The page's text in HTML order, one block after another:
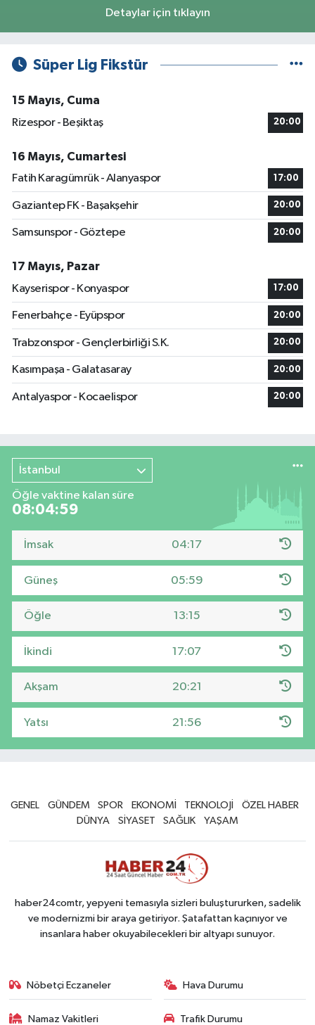
Detaylar için tıklayın
Süper Lig Fikstür
15 Mayıs, Cuma
Rizespor - Beşiktaş
20:00
16 Mayıs, Cumartesi
Fatih Karagümrük - Alanyaspor
17:00
Gaziantep FK - Başakşehir 20:00
Samsunspor - Göztepe 20:00
17 Mayıs, Pazar
Kayserispor - Konyaspor
17:00
Fenerbahçe - Eyüpspor 20:00
Trabzonspor - Gençlerbirliği S.K. 20:00
Kasımpaşa - Galatasaray 20:00
Antalyaspor - Kocaelispor 20:00
İstanbul
Öğle vaktine kalan süre
08:04:58
İmsak 04:17
Güneş 05:59
Öğle 13:15
İkindi 17:07
Akşam 20:21
Yatsı 21:56
GENEL GÜNDEM SPOR EKONOMİ TEKNOLOJİ
ÖZEL HABER
DÜNYA
SİYASET SAĞLIK YAŞAM
haber24comtr, yepyeni temasıyla sizleri buluştururken, sadelik
ve modernizmi bir araya getiriyor. Şatafattan kaçınıyor ve
insanlara haber okuyabilecekleri bir altyapı sunuyor.
Nöbetçi Eczaneler Hava Durumu
Namaz Vakitleri Trafik Durumu